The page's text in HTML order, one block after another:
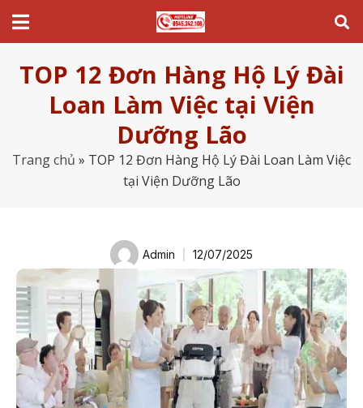
TOP 12 Đơn Hàng Hộ Lý Đài
Loan Làm Việc tại Viện
Dưỡng Lão
Trang chủ » TOP 12 Đơn Hàng Hộ Lý Đài Loan Làm Việc
tại Viện Dưỡng Lão
Admin 12/07/2025